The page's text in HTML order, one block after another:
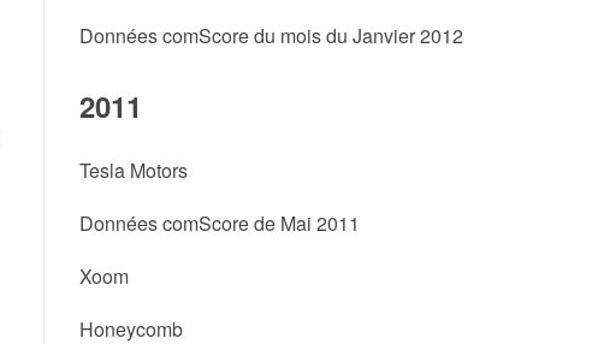
Données comScore du mois du Janvier 2012
2011
Tesla Motors
Données comScore de Mai 2011
Xoom
Honeycomb